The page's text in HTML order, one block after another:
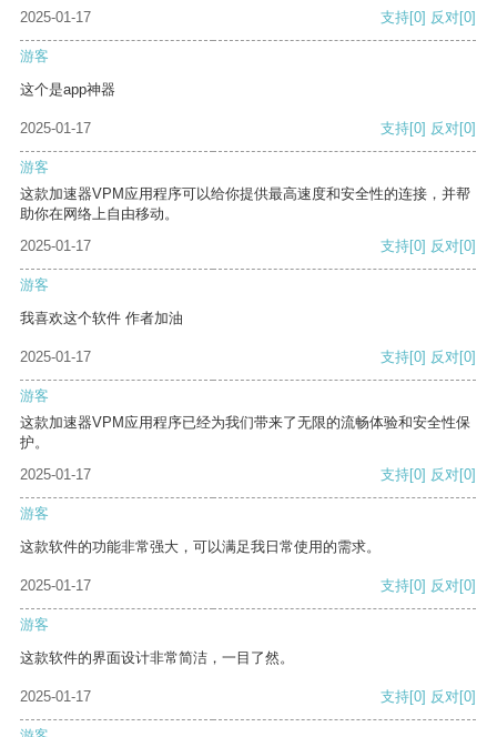
2025-01-17 支持[0] 反对[0]
游客
这个是app神器
2025-01-17 支持[0] 反对[0]
游客
这款加速器VPM应用程序可以给你提供最高速度和安全性的连接，并帮
助你在网络上自由移动。
2025-01-17
支持[0] 反对[0]
游客
我喜欢这个软件 作者加油
2025-01-17 支持[0] 反对[0]
游客
这款加速器VPM应用程序已经为我们带来了无限的流畅体验和安全性保
护。
2025-01-17
支持[0] 反对[0]
游客
这款软件的功能非常强大，可以满足我日常使用的需求。
2025-01-17 支持[0] 反对[0]
游客
这款软件的界面设计非常简洁，一目了然。
2025-01-17 支持[0] 反对[0]